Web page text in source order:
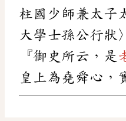
柱國少師兼太子
大學士孫公行狀
『御史所云，是
皇上為堯舜心，